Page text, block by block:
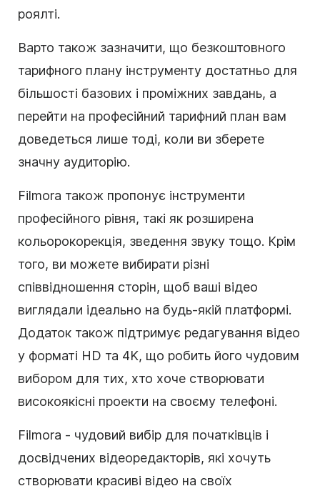
роялті.
Варто також зазначити, що безкоштовного
тарифного плану інструменту достатньо для
більшості базових і проміжних завдань, а
перейти на професійний тарифний план вам
доведеться лише тоді, коли ви зберете
значну аудиторію.
Filmora також пропонує інструменти
професійного рівня, такі як розширена
кольорокорекція, зведення звуку тощо. Крім
того, ви можете вибирати різні
співвідношення сторін, щоб ваші відео
виглядали ідеально на будь-якій платформі.
Додаток також підтримує редагування відео
у форматі HD та 4K, що робить його чудовим
вибором для тих, хто хоче створювати
високоякісні проекти на своєму телефоні.
Filmora - чудовий вибір для початківців і
досвідчених відеоредакторів, які хочуть
створювати красиві відео на своїх